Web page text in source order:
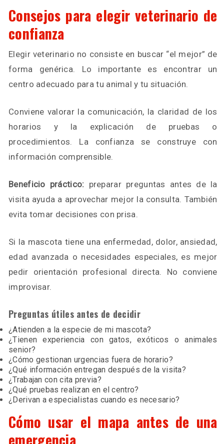
Consejos para elegir veterinario de
confianza
Elegir veterinario no consiste en buscar “el mejor” de
forma genérica. Lo importante es encontrar un
centro adecuado para tu animal y tu situación.
Conviene valorar la comunicación, la claridad de los
horarios y la explicación de pruebas o
procedimientos. La confianza se construye con
información comprensible.
Beneficio práctico: preparar preguntas antes de la
visita ayuda a aprovechar mejor la consulta. También
evita tomar decisiones con prisa.
Si la mascota tiene una enfermedad, dolor, ansiedad,
edad avanzada o necesidades especiales, es mejor
pedir orientación profesional directa. No conviene
improvisar.
Preguntas útiles antes de decidir
¿Atienden a la especie de mi mascota?
¿Tienen experiencia con gatos, exóticos o animales
senior?
¿Cómo gestionan urgencias fuera de horario?
¿Qué información entregan después de la visita?
¿Trabajan con cita previa?
¿Qué pruebas realizan en el centro?
¿Derivan a especialistas cuando es necesario?
Cómo usar el mapa antes de una
emergencia